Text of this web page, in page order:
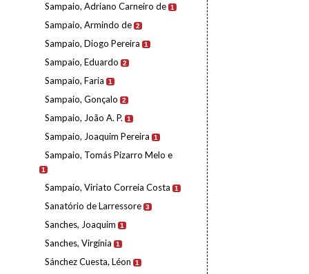
Sampaio, Adriano Carneiro de 1
Sampaio, Armindo de 2
Sampaio, Diogo Pereira 1
Sampaio, Eduardo 2
Sampaio, Faria 1
Sampaio, Gonçalo 2
Sampaio, João A. P. 1
Sampaio, Joaquim Pereira 1
Sampaio, Tomás Pizarro Melo e
1
Sampaio, Viriato Correia Costa 1
Sanatório de Larressore 3
Sanches, Joaquim 1
Sanches, Virgínia 1
Sánchez Cuesta, Léon 1